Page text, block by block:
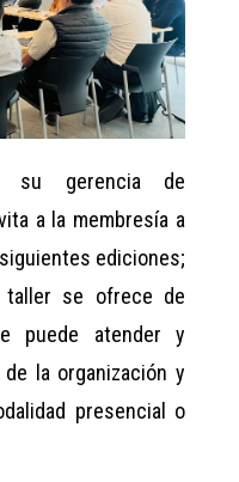
su gerencia de
a la membresía a
ediciones;
taller se ofrece de
puede atender y
la organización y
presencial o